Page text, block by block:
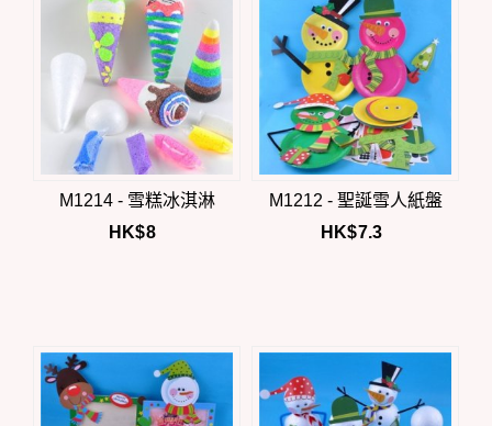
M1214 - 雪糕冰淇淋
HK$8
M1212 - 聖誕雪人紙盤
HK$7.3